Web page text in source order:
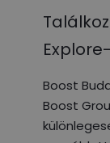
Boost
Boost